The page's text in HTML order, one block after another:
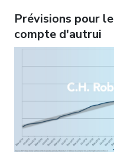
Prévisions pour
compte d'autrui